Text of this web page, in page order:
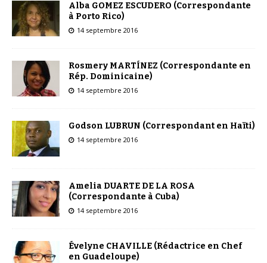
Alba GOMEZ ESCUDERO (Correspondante
à Porto Rico)
14 septembre 2016
Rosmery MARTÍNEZ (Correspondante en
Rép. Dominicaine)
14 septembre 2016
Godson LUBRUN (Correspondant en Haïti)
14 septembre 2016
Amelia DUARTE DE LA ROSA
(Correspondante à Cuba)
14 septembre 2016
Évelyne CHAVILLE (Rédactrice en Chef
en Guadeloupe)